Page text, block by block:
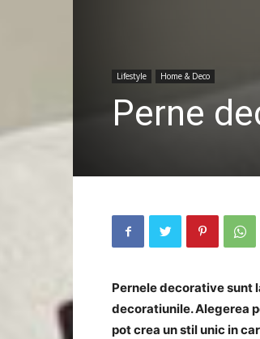
Lifestyle Home & Deco
Perne
Pernele decorative sunt
decoratiunile. Alegerea
pot crea un stil unic in